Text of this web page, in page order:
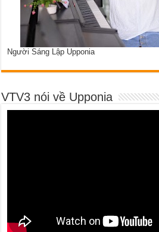
Người Sáng Lập Upponia
VTV3 nói về Upponia